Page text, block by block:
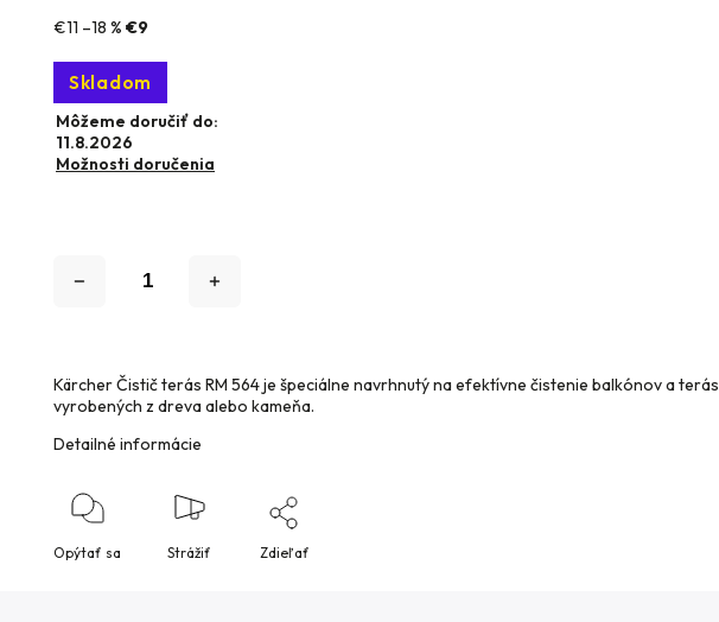
€11 –18 %€9
Skladom
Môžeme doručiť do:
11.8.2026
Možnosti doručenia
Kärcher Čistič terás RM 564 je špeciálne navrhnutý na efektívne čistenie balkónov a terás
vyrobených z dreva alebo kameňa.
Detailné informácie
Opýtať sa Strážiť Zdieľať